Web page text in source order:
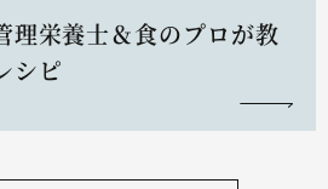
理栄養士＆食のプロが教
シピ